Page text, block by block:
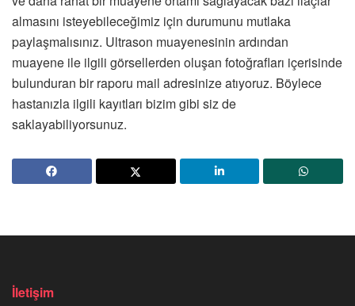
almasını isteyebileceğimiz için durumunu mutlaka
paylaşmalısınız. Ultrason muayenesinin ardından
muayene ile ilgili görsellerden oluşan fotoğrafları içerisinde
bulunduran bir raporu mail adresinize atıyoruz. Böylece
hastanızla ilgili kayıtları bizim gibi siz de
saklayabiliyorsunuz.
İletişim